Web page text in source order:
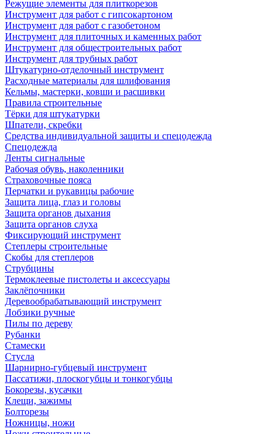
Режущие элементы для плиткорезов
Инструмент для работ с гипсокартоном
Инструмент для работ с газобетоном
Инструмент для плиточных и каменных работ
Инструмент для общестроительных работ
Инструмент для трубных работ
Штукатурно-отделочный инструмент
Расходные материалы для шлифования
Кельмы, мастерки, ковши и расшивки
Правила строительные
Тёрки для штукатурки
Шпатели, скребки
Средства индивидуальной защиты и спецодежда
Спецодежда
Ленты сигнальные
Рабочая обувь, наколенники
Страховочные пояса
Перчатки и рукавицы рабочие
Защита лица, глаз и головы
Защита органов дыхания
Защита органов слуха
Фиксирующий инструмент
Степлеры строительные
Скобы для степлеров
Струбцины
Термоклеевые пистолеты и аксессуары
Заклёпочники
Деревообрабатывающий инструмент
Лобзики ручные
Пилы по дереву
Рубанки
Стамески
Стусла
Шарнирно-губцевый инструмент
Пассатижи, плоскогубцы и тонкогубцы
Бокорезы, кусачки
Клещи, зажимы
Болторезы
Ножницы, ножи